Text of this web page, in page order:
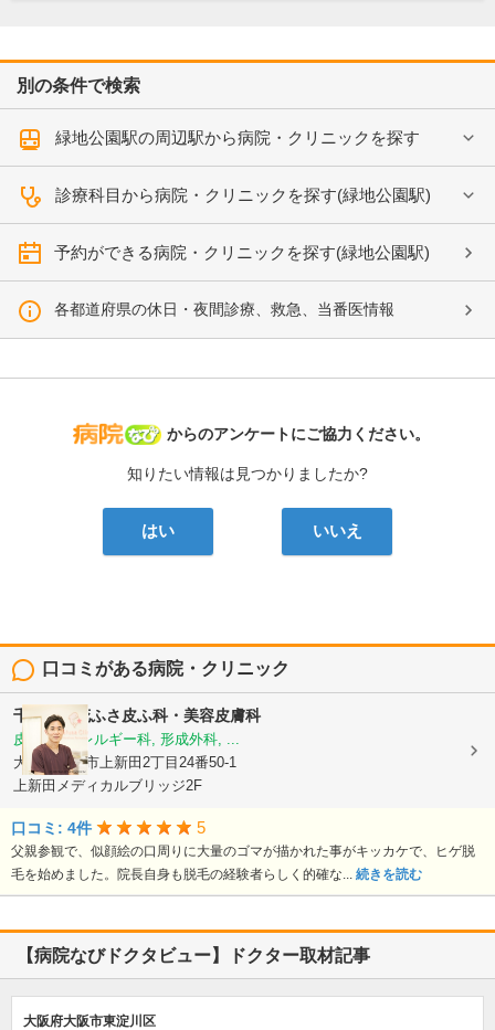
別の条件で検索
緑地公園駅の周辺駅から病院・クリニックを探す
診療科目から病院・クリニックを探す(緑地公園駅)
予約ができる病院・クリニックを探す(緑地公園駅)
各都道府県の休日・夜間診療、救急、当番医情報
病院なび
からのアンケートにご協力ください。
知りたい情報は見つかりましたか?
はい いいえ
口コミがある病院・クリニック
千里中央花ふさ皮ふ科・美容皮膚科
皮膚科, アレルギー科, 形成外科, ...
大阪府豊中市上新田2丁目24番50-1
上新田メディカルブリッジ2F
口コミ: 4件 5
父親参観で、似顔絵の口周りに大量のゴマが描かれた事がキッカケで、ヒゲ脱
毛を始めました。院長自身も脱毛の経験者らしく的確な... 続きを読む
【病院なびドクタビュー】ドクター取材記事
大阪府大阪市東淀川区